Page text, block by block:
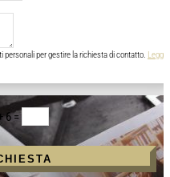
personali per gestire la richiesta di contatto. Leggi
6=